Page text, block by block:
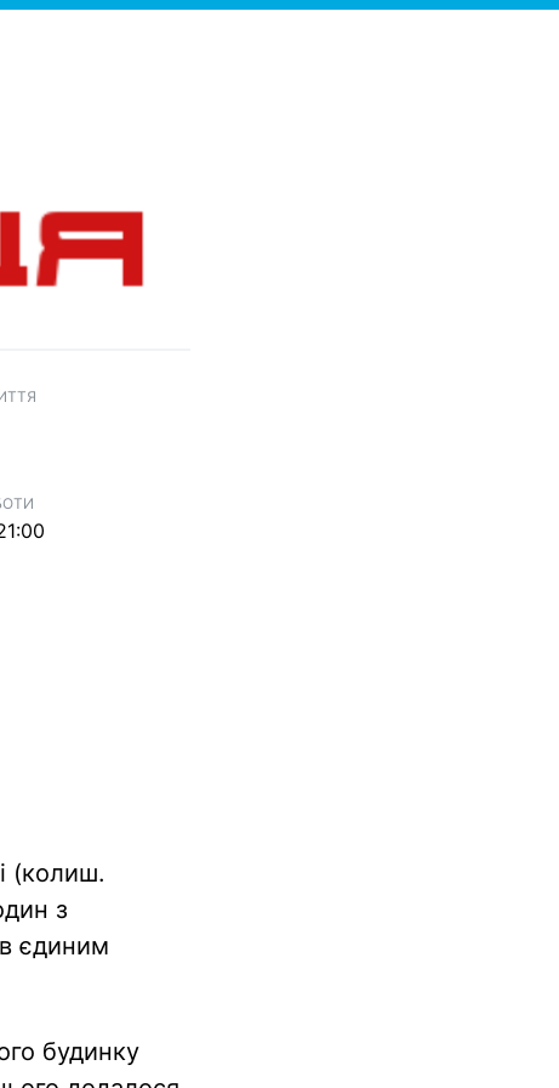
(колиш.
з
єдиним
будинку